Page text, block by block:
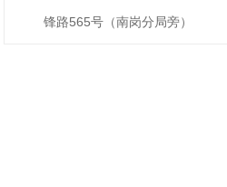
锋路565号（南岗分局旁）